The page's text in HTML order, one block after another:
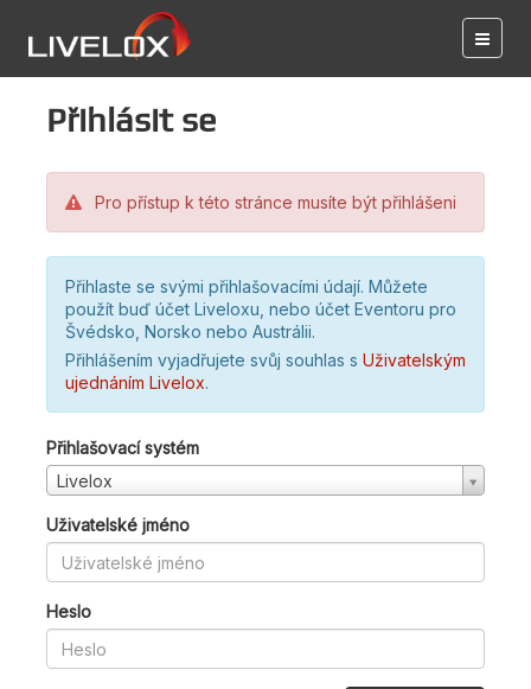
Přihlásit se
Pro přístup k této stránce musíte být přihlášeni
Přihlaste se svými přihlašovacími údají. Můžete
použít buď účet Liveloxu, nebo účet Eventoru pro
Švédsko, Norsko nebo Austrálii.
Přihlášením vyjadřujete svůj souhlas s Uživatelským
ujednáním Livelox.
Přihlašovací systém
Livelox
Uživatelské jméno
Heslo